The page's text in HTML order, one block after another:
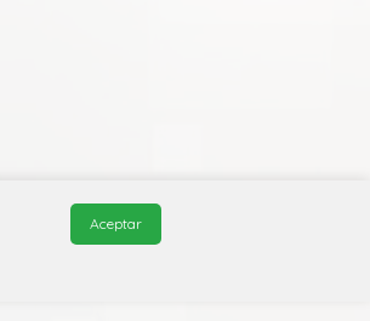
Aceptar